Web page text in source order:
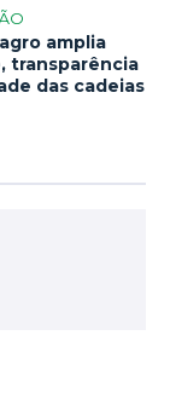
amplia
transparência
das cadeias